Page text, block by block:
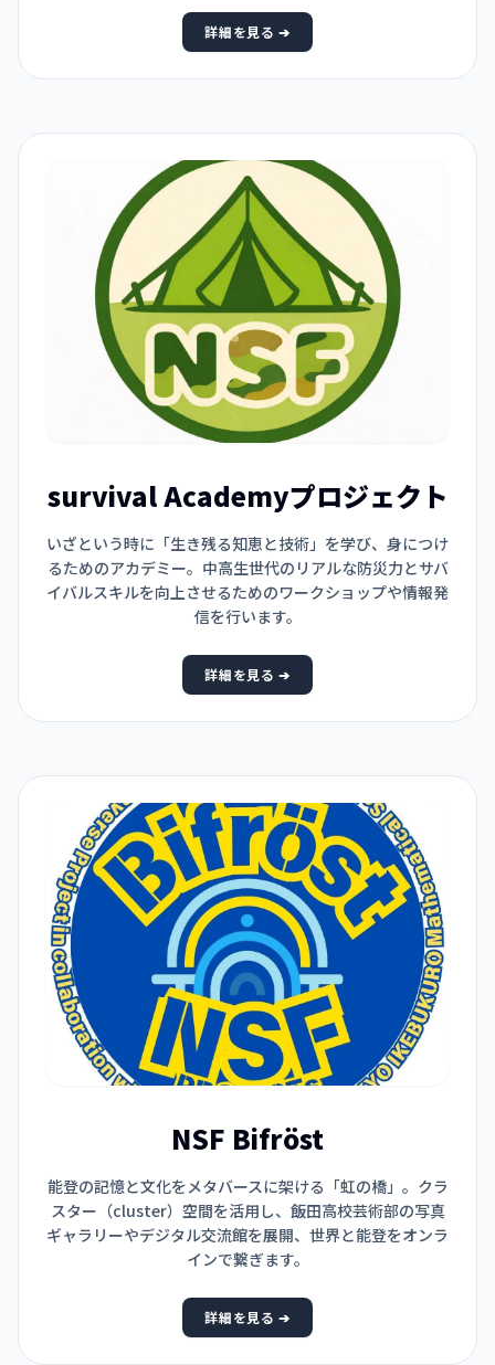
詳細を見る ➔
survival Academyプロジェクト
いざという時に「生き残る知恵と技術」を学び、身につけ
るためのアカデミー。中高生世代のリアルな防災力とサバ
イバルスキルを向上させるためのワークショップや情報発
信を行います。
詳細を見る ➔
NSF Bifröst
能登の記憶と文化をメタバースに架ける「虹の橋」。クラ
スター（cluster）空間を活用し、飯田高校芸術部の写真
ギャラリーやデジタル交流館を展開、世界と能登をオンラ
インで繋ぎます。
詳細を見る ➔